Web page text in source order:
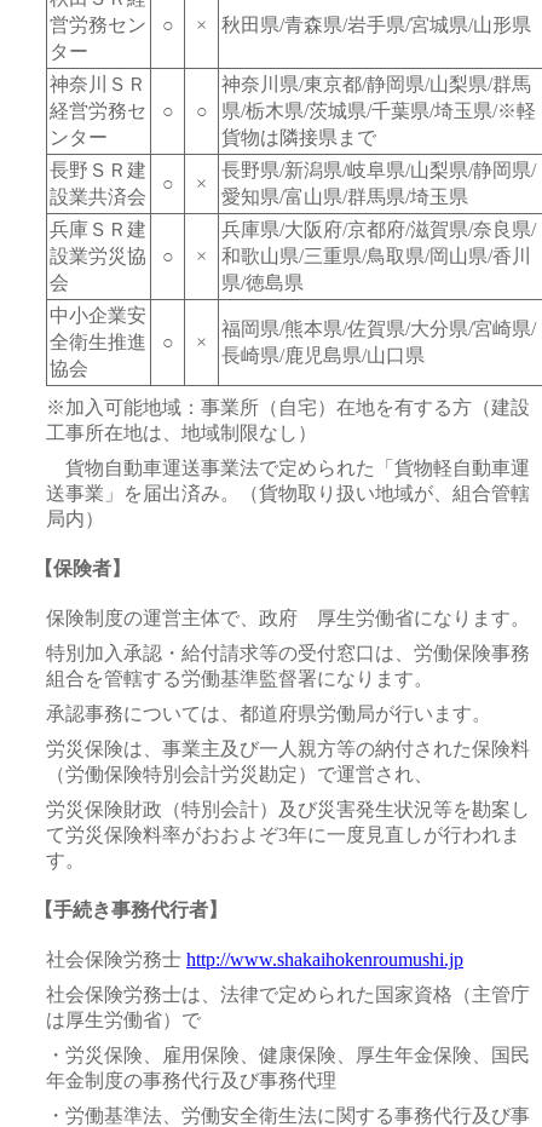
営労務セン
ター
○ × 秋田県/青森県/岩手県/宮城県/山形県
神奈川ＳＲ
経営労務セ
ンター
○ ○
神奈川県/東京都/静岡県/山梨県/群馬
県/栃木県/茨城県/千葉県/埼玉県/※軽
貨物は隣接県まで
長野ＳＲ建
設業共済会
○ ×
長野県/新潟県/岐阜県/山梨県/静岡県/
愛知県/富山県/群馬県/埼玉県
兵庫ＳＲ建
設業労災協
会
○ ×
兵庫県/大阪府/京都府/滋賀県/奈良県/
和歌山県/三重県/鳥取県/岡山県/香川
県/徳島県
中小企業安
全衛生推進
協会
○ ×
福岡県/熊本県/佐賀県/大分県/宮崎県/
長崎県/鹿児島県/山口県
※加入可能地域：事業所（自宅）在地を有する方（建設
工事所在地は、地域制限なし）
貨物自動車運送事業法で定められた「貨物軽自動車運
送事業」を届出済み。（貨物取り扱い地域が、組合管轄
局内）
【保険者】
保険制度の運営主体で、政府 厚生労働省になります。
特別加入承認・給付請求等の受付窓口は、労働保険事務
組合を管轄する労働基準監督署になります。
承認事務については、都道府県労働局が行います。
労災保険は、事業主及び一人親方等の納付された保険料
（労働保険特別会計労災勘定）で運営され、
労災保険財政（特別会計）及び災害発生状況等を勘案し
て労災保険料率がおおよぞ3年に一度見直しが行われま
す。
【手続き事務代行者】
社会保険労務士 http://www.shakaihokenroumushi.jp
社会保険労務士は、法律で定められた国家資格（主管庁
は厚生労働省）で
・労災保険、雇用保険、健康保険、厚生年金保険、国民
年金制度の事務代行及び事務代理
・労働基準法、労働安全衛生法に関する事務代行及び事